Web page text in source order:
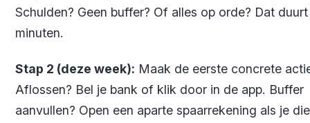
Schulden? Geen buffer? Of alles op orde? Dat
minuten.
Stap 2 (deze week): Maak de eerste concrete
Aflossen? Bel je bank of klik door in de app. Buffer
aanvullen? Open een aparte spaarrekening als je